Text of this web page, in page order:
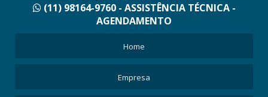
(11) 98164-9760 - ASSISTÊNCIA TÉCNICA -
AGENDAMENTO
Home
Empresa